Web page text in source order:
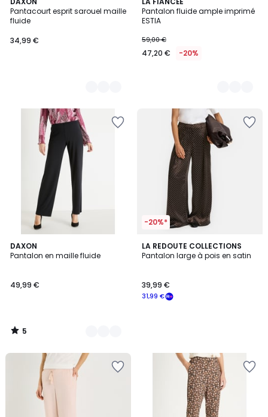
Pantacourt esprit sarouel maille
fluide
34,99 €
2
Couleurs
Pantalon fluide ample imprimé
ESTIA
59,00 €
47,20 € -20%
3
Couleurs
DAXON
Pantalon en maille fluide
49,99 €
5
/
2
Couleurs
5
/
-20%*
LA REDOUTE COLLECTIONS
Pantalon large à pois en satin
31,99 €
39,99 €